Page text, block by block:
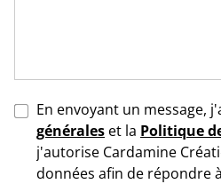
En envoyant un message,
générales et la Politique
j'autorise Cardamine
données afin de répondre